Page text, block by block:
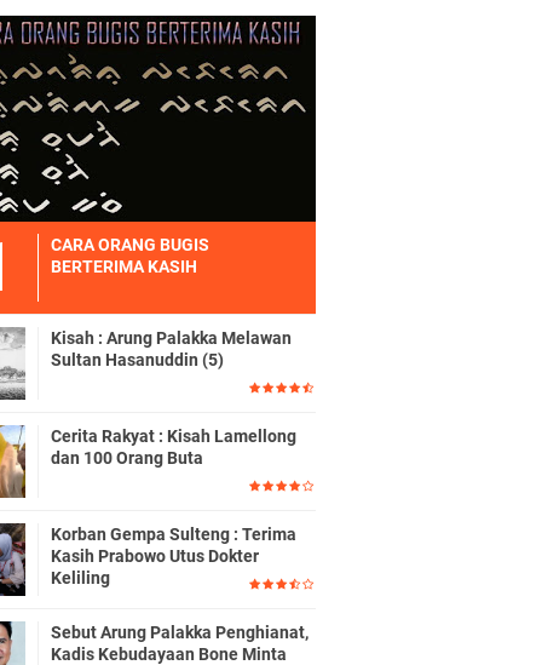
CARA ORANG BUGIS
BERTERIMA KASIH
Kisah : Arung Palakka Melawan
Sultan Hasanuddin (5)
Cerita Rakyat : Kisah Lamellong
dan 100 Orang Buta
Korban Gempa Sulteng : Terima
Kasih Prabowo Utus Dokter
Keliling
Sebut Arung Palakka Penghianat,
Kadis Kebudayaan Bone Minta